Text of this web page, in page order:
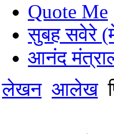
Quote Me
सुबह सवेरे
आनंद
लेखन आलेख